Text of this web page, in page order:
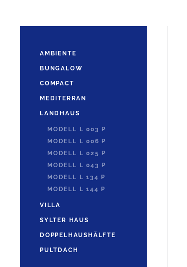
AMBIENTE
BUNGALOW
COMPACT
MEDITERRAN
LANDHAUS
MODELL L 003 P
MODELL L 006 P
MODELL L 025 P
MODELL L 043 P
MODELL L 134 P
MODELL L 144 P
VILLA
SYLTER HAUS
DOPPELHAUSHÄLFTE
PULTDACH